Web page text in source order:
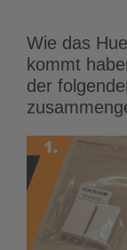
Wie das
kommt
der